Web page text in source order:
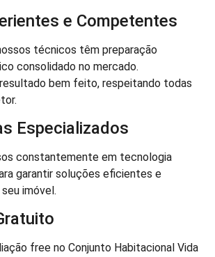
e Competentes
técnicos têm preparação
consolidado no mercado.
bem feito, respeitando todas
Especializados
constantemente em tecnologia
garantir soluções eficientes e
imóvel.
free no Conjunto Habitacional Vida